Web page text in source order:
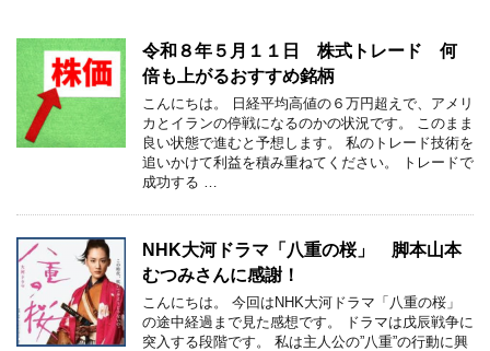
令和８年５月１１日 株式トレード 何
倍も上がるおすすめ銘柄
こんにちは。 日経平均高値の６万円超えで、アメリ
カとイランの停戦になるのかの状況です。 このまま
良い状態で進むと予想します。 私のトレード技術を
追いかけて利益を積み重ねてください。 トレードで
成功する …
NHK大河ドラマ「八重の桜」 脚本山本
むつみさんに感謝！
こんにちは。 今回はNHK大河ドラマ「八重の桜」
の途中経過まで見た感想です。 ドラマは戊辰戦争に
突入する段階です。 私は主人公の”八重”の行動に興